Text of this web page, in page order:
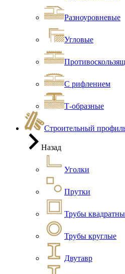
Разноуровневые
Угловые
С рифлением
Т-образные
Строительный
Назад
Уголки
Прутки
Трубы
Трубы круглые
Двутавр